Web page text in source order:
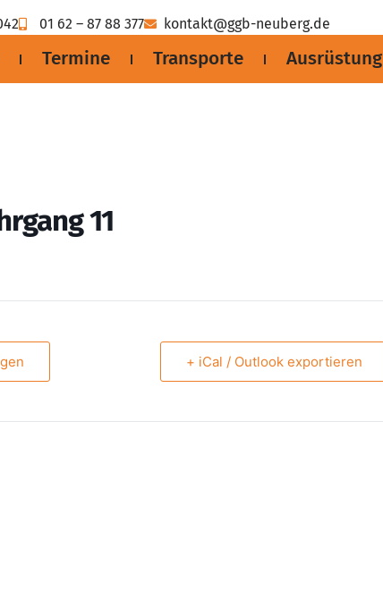
01 62 – 87 88 377 kontakt@ggb-neuberg.de
Termine Transporte Ausrüstung
11
+ iCal / Outlook exportieren